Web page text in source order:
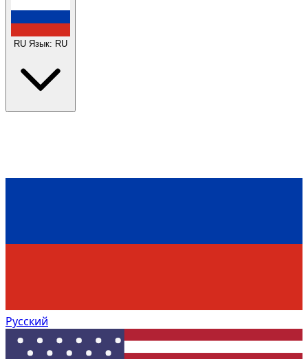
RU Язык: RU
Русский